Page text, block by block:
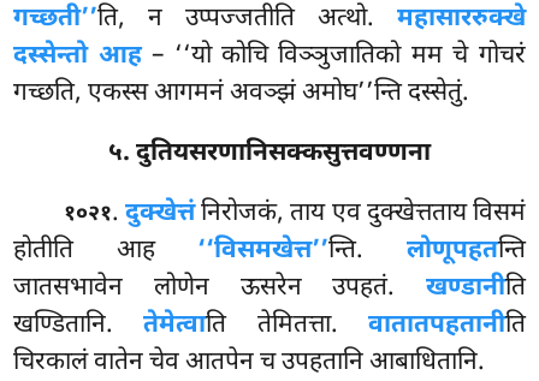
गच्छती’’ति, न उप्पज्जतीति अत्थो. महासाररुक्खे
दस्सेन्तो आह– ‘‘यो कोचि विञ्ञुजातिको मम चे गोचरं
गच्छति, एकस्स आगमनं अवञ्झं अमोघ’’न्ति दस्सेतुं.
५. दुतियसरणानिसक्कसुत्तवण्णना
१०२१.दुक्खेत्तंनिरोजकं, ताय एव दुक्खेत्तताय विसमं
होतीति आह ‘‘विसमखेत्त’’न्ति. लोणूपहतन्ति
जातसभावेन लोणेन ऊसरेन उपहतं. खण्डानीति
खण्डितानि.तेमेत्वाति तेमितत्ता. वातातपहतानीति
चिरकालं वातेन चेव आतपेन च उपहतानि आबाधितानि.